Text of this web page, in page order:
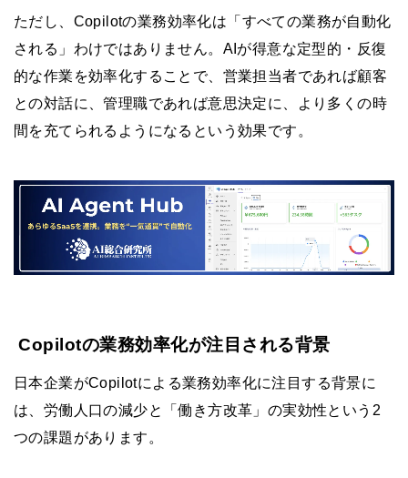
ただし、Copilotの業務効率化は「すべての業務が自動化
される」わけではありません。AIが得意な定型的・反復
的な作業を効率化することで、営業担当者であれば顧客
との対話に、管理職であれば意思決定に、より多くの時
間を充てられるようになるという効果です。
Copilotの業務効率化が注目される背景
日本企業がCopilotによる業務効率化に注目する背景に
は、労働人口の減少と「働き方改革」の実効性という2
つの課題があります。